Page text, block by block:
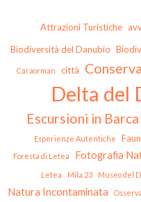
Attrazioni Turistiche
Biodiversità del Danubio
Caraorman città
Delta del
Escursioni in Barca
Esperienze Autentiche
Foresta di Letea Fotografia
Letea Mila 23 Museo del
Natura Incontaminata